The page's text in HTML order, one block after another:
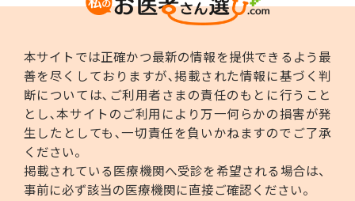
本サイトでは正確かつ最新の情報を提供できるよう最
善を尽くしておりますが､掲載された情報に基づく判
断については､ご利用者さまの責任のもとに行うこと
とし､本サイトのご利用により万一何らかの損害が発
生したとしても､一切責任を負いかねますのでご了承
ください。
掲載されている医療機関へ受診を希望される場合は、
事前に必ず該当の医療機関に直接ご確認ください。